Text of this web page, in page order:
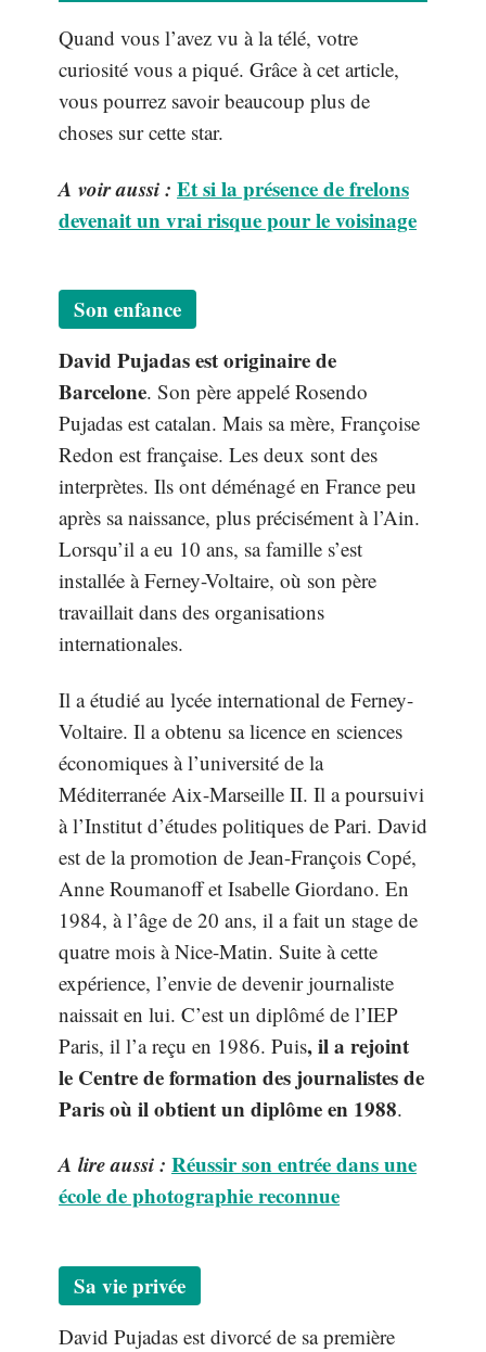
Quand vous l’avez vu à la télé, votre
curiosité vous a piqué. Grâce à cet article,
vous pourrez savoir beaucoup plus de
choses sur cette star.
A voir aussi : Et si la présence de frelons
devenait un vrai risque pour le voisinage
Son enfance
David Pujadas est originaire de
Barcelone. Son père appelé Rosendo
Pujadas est catalan. Mais sa mère, Françoise
Redon est française. Les deux sont des
interprètes. Ils ont déménagé en France peu
après sa naissance, plus précisément à l’Ain.
Lorsqu’il a eu 10 ans, sa famille s’est
installée à Ferney-Voltaire, où son père
travaillait dans des organisations
internationales.
Il a étudié au lycée international de Ferney-
Voltaire. Il a obtenu sa licence en sciences
économiques à l’université de la
Méditerranée Aix-Marseille II. Il a poursuivi
à l’Institut d’études politiques de Pari. David
est de la promotion de Jean-François Copé,
Anne Roumanoff et Isabelle Giordano. En
1984, à l’âge de 20 ans, il a fait un stage de
quatre mois à Nice-Matin. Suite à cette
expérience, l’envie de devenir journaliste
naissait en lui. C’est un diplômé de l’IEP
Paris, il l’a reçu en 1986. Puis, il a rejoint
le Centre de formation des journalistes de
Paris où il obtient un diplôme en 1988.
A lire aussi : Réussir son entrée dans une
école de photographie reconnue
Sa vie privée
David Pujadas est divorcé de sa première